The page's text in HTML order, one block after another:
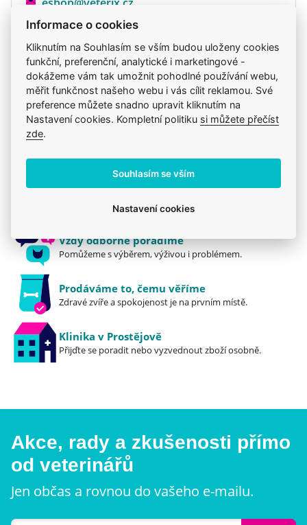
Produkt také v těchto kategoriích4
Mou kočku trápí
Kočky
Krmiva
Konzervy a kapsičky
Jsme zkušení veterináři
Mazlíčkům pomáháme denně již 20 let.
Vždy odborně poradíme
Pomůžeme s výběrem, výživou i problémem.
Prodáváme to, čemu věříme
Zdravé zvíře a spokojenost je na prvním místě.
Klinika v Prostějově
Přijďte se poradit nebo vyzvednout zboží osobně.
Akce, rady a zkušenosti přímo
od veterinářů
Jen občas a rovnou do vašeho e-mailu.
Informace o cookies
Kliknutím na Souhlasím se vším budou uloženy cookies
funkční, preferenční, analytické i marketingové -
dokážeme vám tak umožnit pohodlné používání webu,
měřit funkčnost našeho webu i vás cílit reklamou. Své
preference můžete snadno upravit kliknutím na
Nastavení cookies. Kompletní politiku si můžete přečíst
zde.
Souhlasím se vším
Nastavení cookies